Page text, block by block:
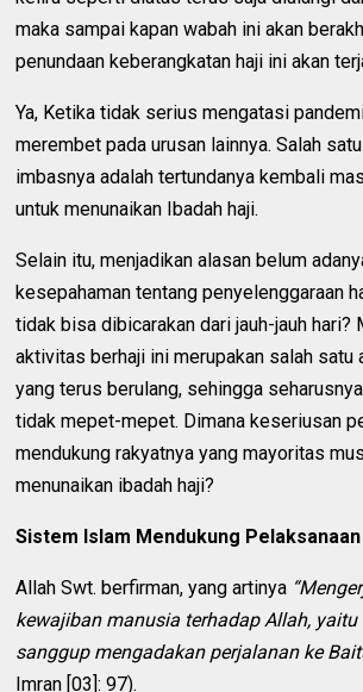
maka sampai kapan wabah ini akan
penundaan keberangkatan haji ini akan
Ya, Ketika tidak serius mengatasi
merembet pada urusan lainnya. Salah
imbasnya adalah tertundanya kembali
untuk menunaikan Ibadah haji.
Selain itu, menjadikan alasan belum
kesepahaman tentang penyelenggaraan
tidak bisa dibicarakan dari jauh-jauh hari?
aktivitas berhaji ini merupakan salah satu
yang terus berulang, sehingga
tidak mepet-mepet. Dimana keseriusan
mendukung rakyatnya yang mayoritas
menunaikan ibadah haji?
Sistem Islam Mendukung Pelaksanaan
Allah Swt. berfirman, yang artinya
kewajiban manusia terhadap Allah,
sanggup mengadakan perjalanan ke
Imran [03]: 97).